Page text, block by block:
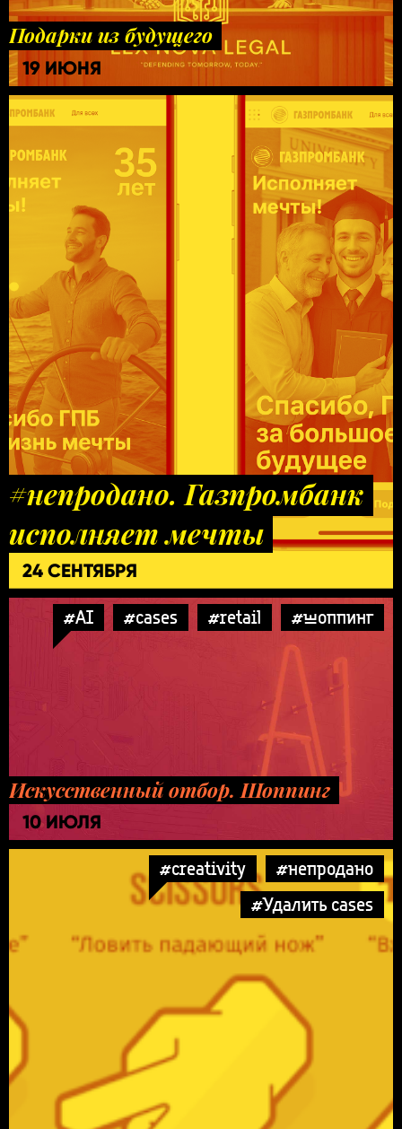
Подарки из будущего
19 ИЮНЯ
#непродано. Газпромбанк
исполняет мечты
24 СЕНТЯБРЯ
#AI #cases #retail #шоппинг
Искусственный отбор. Шоппинг
10 ИЮЛЯ
#creativity
#непродано
#Удалить cases